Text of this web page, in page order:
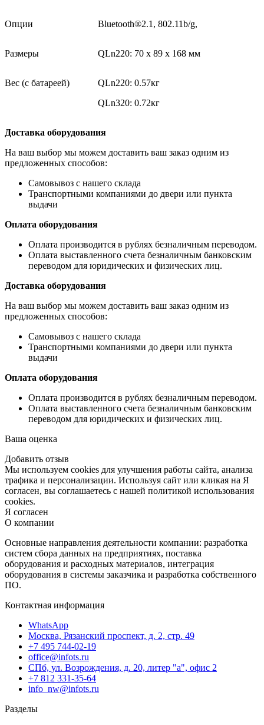
Опции Bluetooth®2.1, 802.11b/g,
Размеры QLn220: 70 х 89 х 168 мм
Вес (с батареей)
QLn220: 0.57кг
QLn320: 0.72кг
Доставка оборудования
На ваш выбор мы можем доставить ваш заказ одним из
предложенных способов:
Самовывоз с нашего склада
Транспортными компаниями до двери или пункта
выдачи
Оплата оборудования
Оплата производится в рублях безналичным переводом.
Оплата выставленного счета безналичным банковским
переводом для юридических и физических лиц.
Доставка оборудования
На ваш выбор мы можем доставить ваш заказ одним из
предложенных способов:
Самовывоз с нашего склада
Транспортными компаниями до двери или пункта
выдачи
Оплата оборудования
Оплата производится в рублях безналичным переводом.
Оплата выставленного счета безналичным банковским
переводом для юридических и физических лиц.
Ваша оценка
Добавить отзыв
Мы используем cookies для улучшения работы сайта, анализа
трафика и персонализации. Используя сайт или кликая на Я
согласен, вы соглашаетесь с нашей политикой использования
cookies.
Я согласен
О компании
Основные направления деятельности компании: разработка
систем сбора данных на предприятиях, поставка
оборудования и расходных материалов, интеграция
оборудования в системы заказчика и разработка собственного
ПО.
Контактная информация
WhatsApp
Москва, Рязанский проспект, д. 2, стр. 49
+7 495 744-02-19
office@infots.ru
СПб, ул. Возрождения, д. 20, литер "a", офис 2
+7 812 331-35-64
info_nw@infots.ru
Разделы